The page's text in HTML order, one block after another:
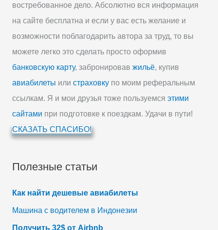
востребованное дело. Абсолютно вся информация
на сайте бесплатна и если у вас есть желание и
возможности поблагодарить автора за труд, то вы
можете легко это сделать просто оформив
банковскую карту, забронировав жильё, купив
авиабилеты или страховкупо моим реферальным
ссылкам. Я и мои друзья тоже пользуемся этими
сайтами при подготовке к поездкам. Удачи в пути!
СКАЗАТЬ СПАСИБО!
Полезные статьи
Как найти дешевые авиабилеты
Машина с водителем в Индонезии
Получить 32$ от Airbnb